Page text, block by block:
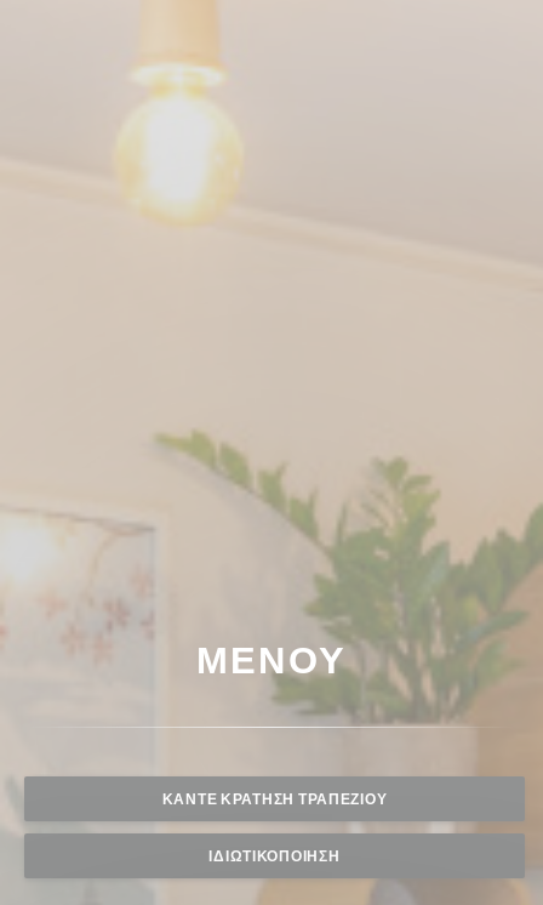
ΜΕΝΟΎ
ΚΆΝΤΕ ΚΡΆΤΗΣΗ ΤΡΑΠΕΖΙΟΎ
ΙΔΙΩΤΙΚΟΠΟΊΗΣΗ